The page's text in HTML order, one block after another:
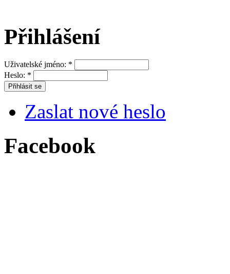
Přihlášení
Uživatelské jméno: *
Heslo: *
Zaslat nové heslo
Facebook